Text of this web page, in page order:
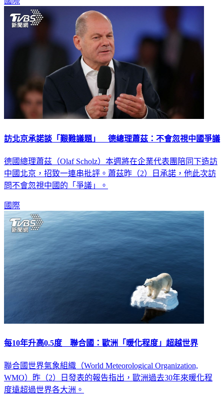
訪北京承諾談「艱難議題」 德總理蕭茲：不會忽視中國爭議
德國總理蕭茲（Olaf Scholz）本週將在企業代表團陪同下造訪
中國北京，招致一連串批評。蕭茲昨（2）日承諾，他此次訪
問不會忽視中國的「爭議」。
國際
每10年升高0.5度 聯合國：歐洲「暖化程度」超越世界
聯合國世界氣象組織（World Meteorological Organization,
WMO）昨（2）日發表的報告指出，歐洲過去30年來暖化程
度遠超過世界各大洲。